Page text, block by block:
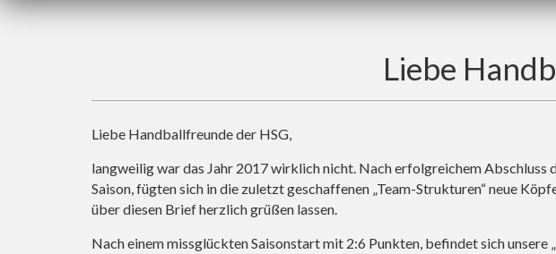
Liebe
Liebe Handballfreunde der HSG,
langweilig war das Jahr 2017 wirklich nicht. Nach erfolgreichem Abschluss
Saison, fügten sich in die zuletzt geschaffenen „Team-Strukturen“ neue
über diesen Brief herzlich grüßen lassen.
Nach einem missglückten Saisonstart mit 2:6 Punkten, befindet sich unsere